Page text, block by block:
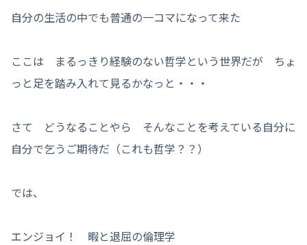
自分の生活の中でも普通の一コマになって来た
ここは まるっきり経験のない哲学という世界だが ちょ
っと足を踏み入れて見るかなっと・・・
さて どうなることやら そんなことを考えている自分に
自分で乞うご期待だ（これも哲学？？）
では、
エンジョイ！ 暇と退屈の倫理学